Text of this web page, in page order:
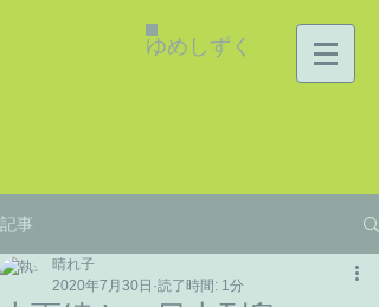
ゆめしずく
記事
晴れ子
2020年7月30日 読了時間: 1分